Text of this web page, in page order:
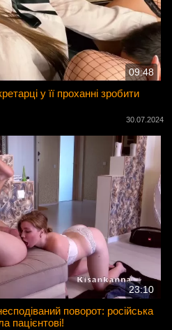
09:48
у її проханні зробити
30.07.2024
23:10
поворот: російська
пацієнтові!